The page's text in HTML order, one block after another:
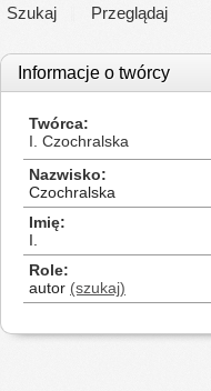
Szukaj Przeglądaj
Informacje o twórcy
Twórca
I. Czochralska
Nazwisko
Czochralska
Imię
I.
Role
autor (szukaj)